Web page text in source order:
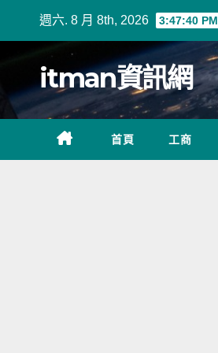
週六. 8 月 8th, 2026 3:47:40 PM
itman資訊網
首頁 工商